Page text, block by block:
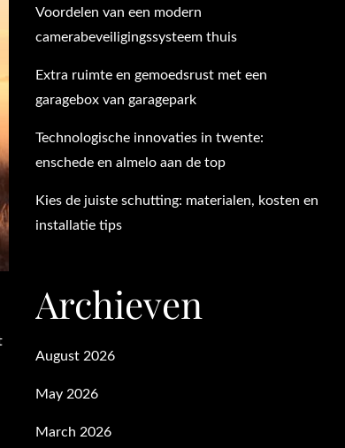
Voordelen van een modern
camerabeveiligingssysteem thuis
Extra ruimte en gemoedsrust met een
garagebox van garagepark
Technologische innovaties in twente:
enschede en almelo aan de top
Kies de juiste schutting: materialen, kosten en
installatie tips
Archieven
August 2026
May 2026
March 2026